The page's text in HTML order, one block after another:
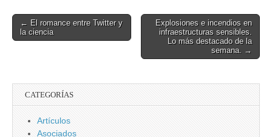
Post
navigation
← El romance entre Twitter y
la ciencia
Explosiones e incendios en
infraestructuras sensibles.
Lo más destacado de la
semana. →
CATEGORÍAS
Artículos
Asociados